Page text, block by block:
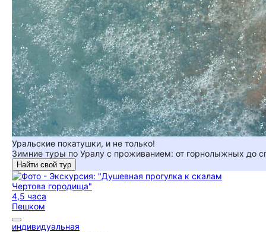
Уральские покатушки, и не только!
Зимние туры по Уралу с проживанием: от горнолыжных до
Найти свой тур
4,5 часа
Пешком
индивидуальная